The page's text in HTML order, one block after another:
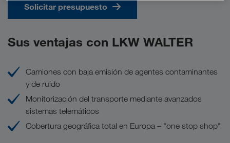
Solicitar presupuesto
Sus ventajas con LKW WALTER
Camiones con baja emisión de agentes contaminantes
y de ruido
Monitorización del transporte mediante avanzados
sistemas telemáticos
Cobertura geográfica total en Europa – "one stop shop"